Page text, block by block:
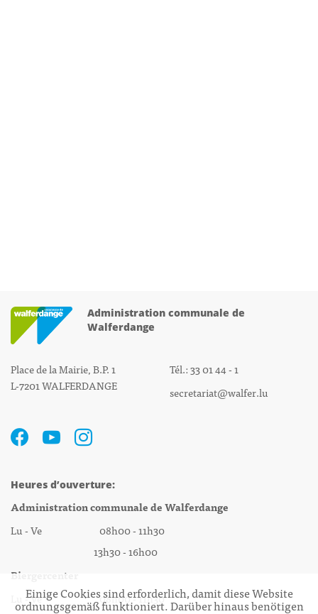
Administration communale de
Walferdange
Place de la Mairie, B.P. 1
L-7201 WALFERDANGE
Tél.: 33 01 44 - 1
secretariat@walfer.lu
Heures d’ouverture:
Administration communale de Walferdange
Lu - Ve 08h00 - 11h30
13h30 - 16h00
Biergercenter
Lu - Ve 08h00 - 11h30
Einige Cookies sind erforderlich, damit diese Website
ordnungsgemäß funktioniert. Darüber hinaus benötigen